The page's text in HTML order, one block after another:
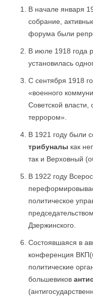
В начале января
собрание,
форума были
В июле 1918 года
установилась
С сентября 1918
«военного
Советской
террором».
В 1921 году были
трибуналы как
так и Верховный
В 1922 году
политическое
Дзержинского.
Состоявшаяся в
конференция
политические
большевиков